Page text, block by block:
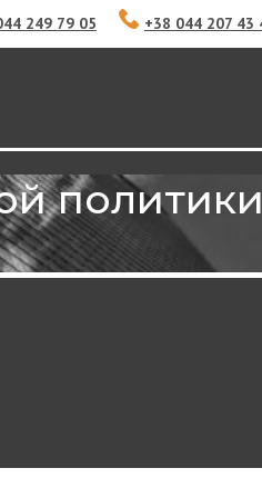
249 79 05 +38 044 207 43